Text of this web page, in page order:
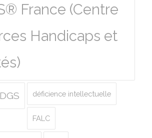
France (Centre
Handicaps et
DGS déficience intellectuelle
FALC